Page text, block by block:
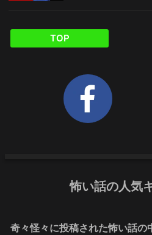
TOP
怖い話の人気
奇々怪々に投稿された怖い話の